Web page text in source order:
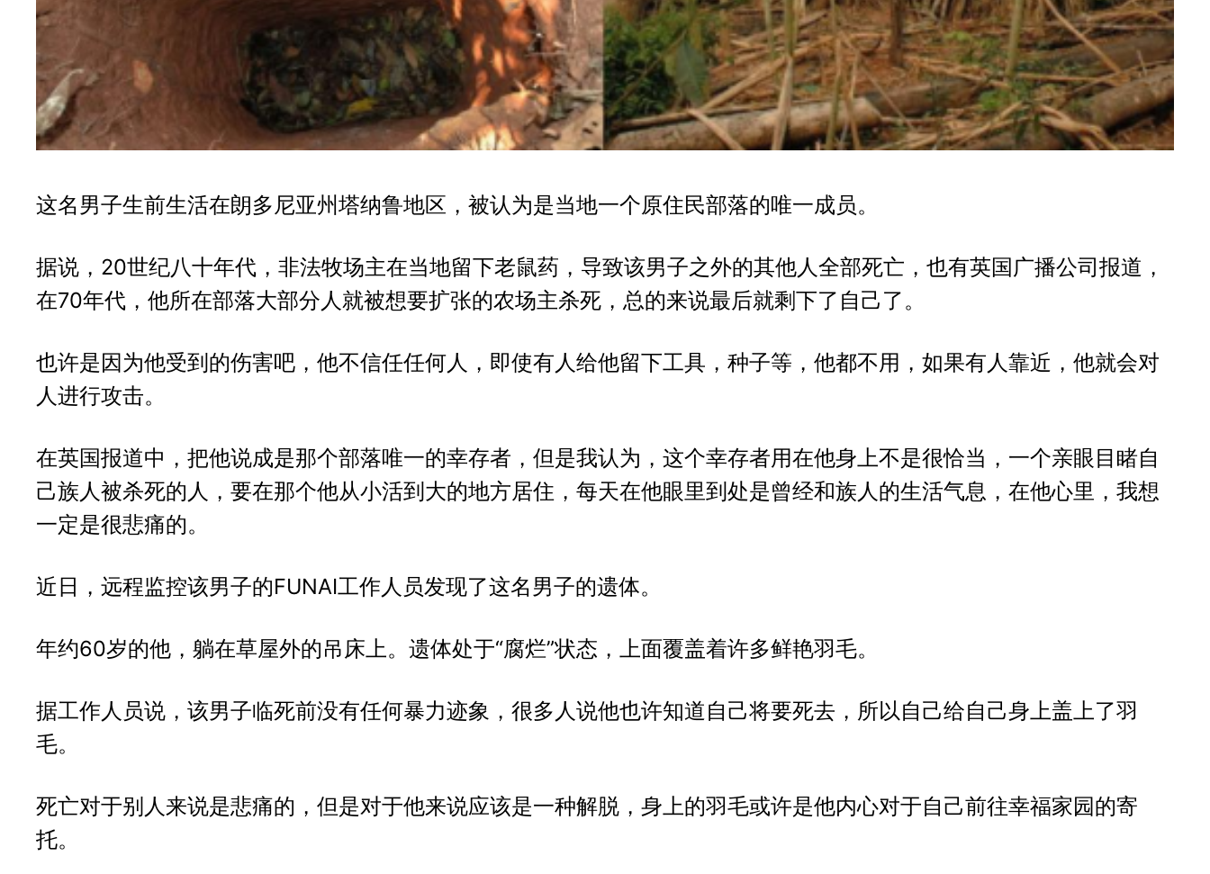
这名男子生前生活在朗多尼亚州塔纳鲁地区，被认为是当地一个原住民部落的唯一成员。
据说，20世纪八十年代，非法牧场主在当地留下老鼠药，导致该男子之外的其他人全部死亡，也有英国广播公司报道，
在70年代，他所在部落大部分人就被想要扩张的农场主杀死，总的来说最后就剩下了自己了。
也许是因为他受到的伤害吧，他不信任任何人，即使有人给他留下工具，种子等，他都不用，如果有人靠近，他就会对
人进行攻击。
在英国报道中，把他说成是那个部落唯一的幸存者，但是我认为，这个幸存者用在他身上不是很恰当，一个亲眼目睹自
己族人被杀死的人，要在那个他从小活到大的地方居住，每天在他眼里到处是曾经和族人的生活气息，在他心里，我想
一定是很悲痛的。
近日，远程监控该男子的FUNAI工作人员发现了这名男子的遗体。
年约60岁的他，躺在草屋外的吊床上。遗体处于“腐烂”状态，上面覆盖着许多鲜艳羽毛。
据工作人员说，该男子临死前没有任何暴力迹象，很多人说他也许知道自己将要死去，所以自己给自己身上盖上了羽
毛。
死亡对于别人来说是悲痛的，但是对于他来说应该是一种解脱，身上的羽毛或许是他内心对于自己前往幸福家园的寄
托。